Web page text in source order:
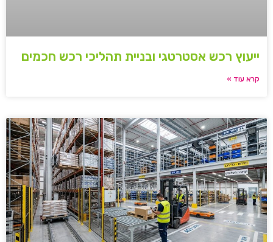
ייעוץ רכש אסטרטגי ובניית תהליכי רכש חכמים
קרא עוד »